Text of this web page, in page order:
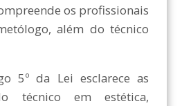
os profissionais
além do técnico
Lei esclarece as
técnico em estética,